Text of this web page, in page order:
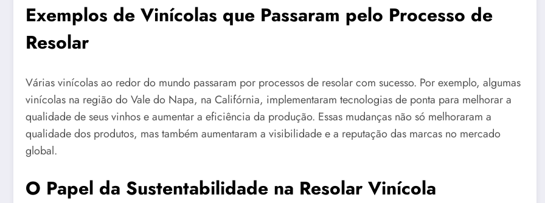
Exemplos de Vinícolas que Passaram pelo Processo de
Resolar
Várias vinícolas ao redor do mundo passaram por processos de resolar com sucesso. Por exemplo, algumas
vinícolas na região do Vale do Napa, na Califórnia, implementaram tecnologias de ponta para melhorar a
qualidade de seus vinhos e aumentar a eficiência da produção. Essas mudanças não só melhoraram a
qualidade dos produtos, mas também aumentaram a visibilidade e a reputação das marcas no mercado
global.
O Papel da Sustentabilidade na Resolar Vinícola